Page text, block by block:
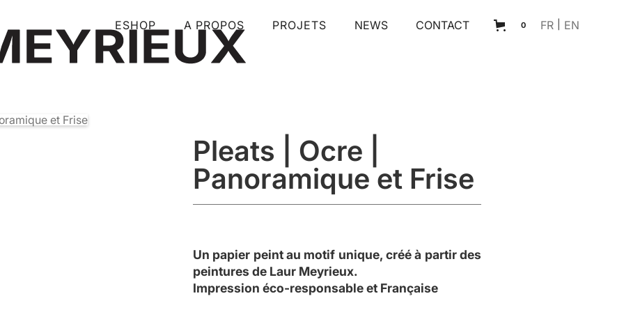
ESHOP A PROPOS PROJETS NEWS CONTACT 0 FR EN
Pleats | Ocre |
Panoramique et Frise
Un papier peint au motif unique, créé à partir des
peintures de Laur Meyrieux.
Impression éco-responsable et Française